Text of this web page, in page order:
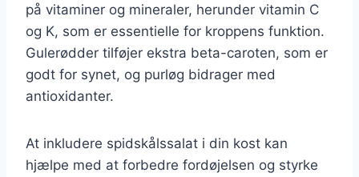
på vitaminer og mineraler, herunder vitamin C
og K, som er essentielle for kroppens funktion.
Gulerødder tilføjer ekstra beta-caroten, som er
godt for synet, og purløg bidrager med
antioxidanter.
At inkludere spidskålssalat i din kost kan
hjælpe med at forbedre fordøjelsen og styrke